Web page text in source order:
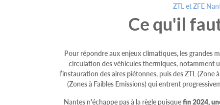
ZTL et ZFE
Ce qu'il
Pour répondre aux enjeux climatiques, les grandes
circulation des véhicules thermiques, notamment
l’instauration des aires piétonnes, puis des ZTL (Zone
(Zones à Faibles Emissions) qui entrent
Nantes n'échappe pas à la règle puisquefin2024,